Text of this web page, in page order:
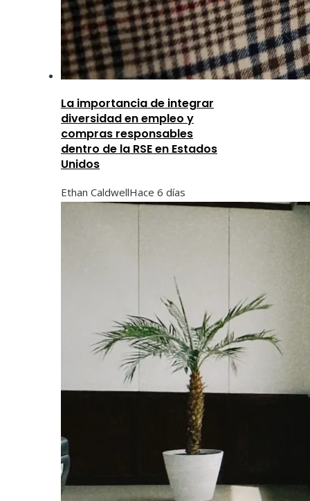
La importancia de integrar
diversidad en empleo y
compras responsables
dentro de la RSE en Estados
Unidos
Ethan CaldwellHace 6 días